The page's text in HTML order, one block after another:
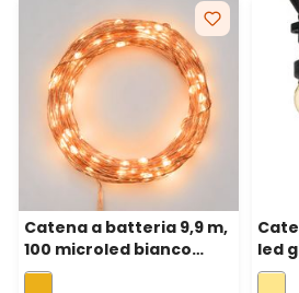
Catena a batteria 9,9 m,
100 microled bianco
extra caldo, cavo metal
led